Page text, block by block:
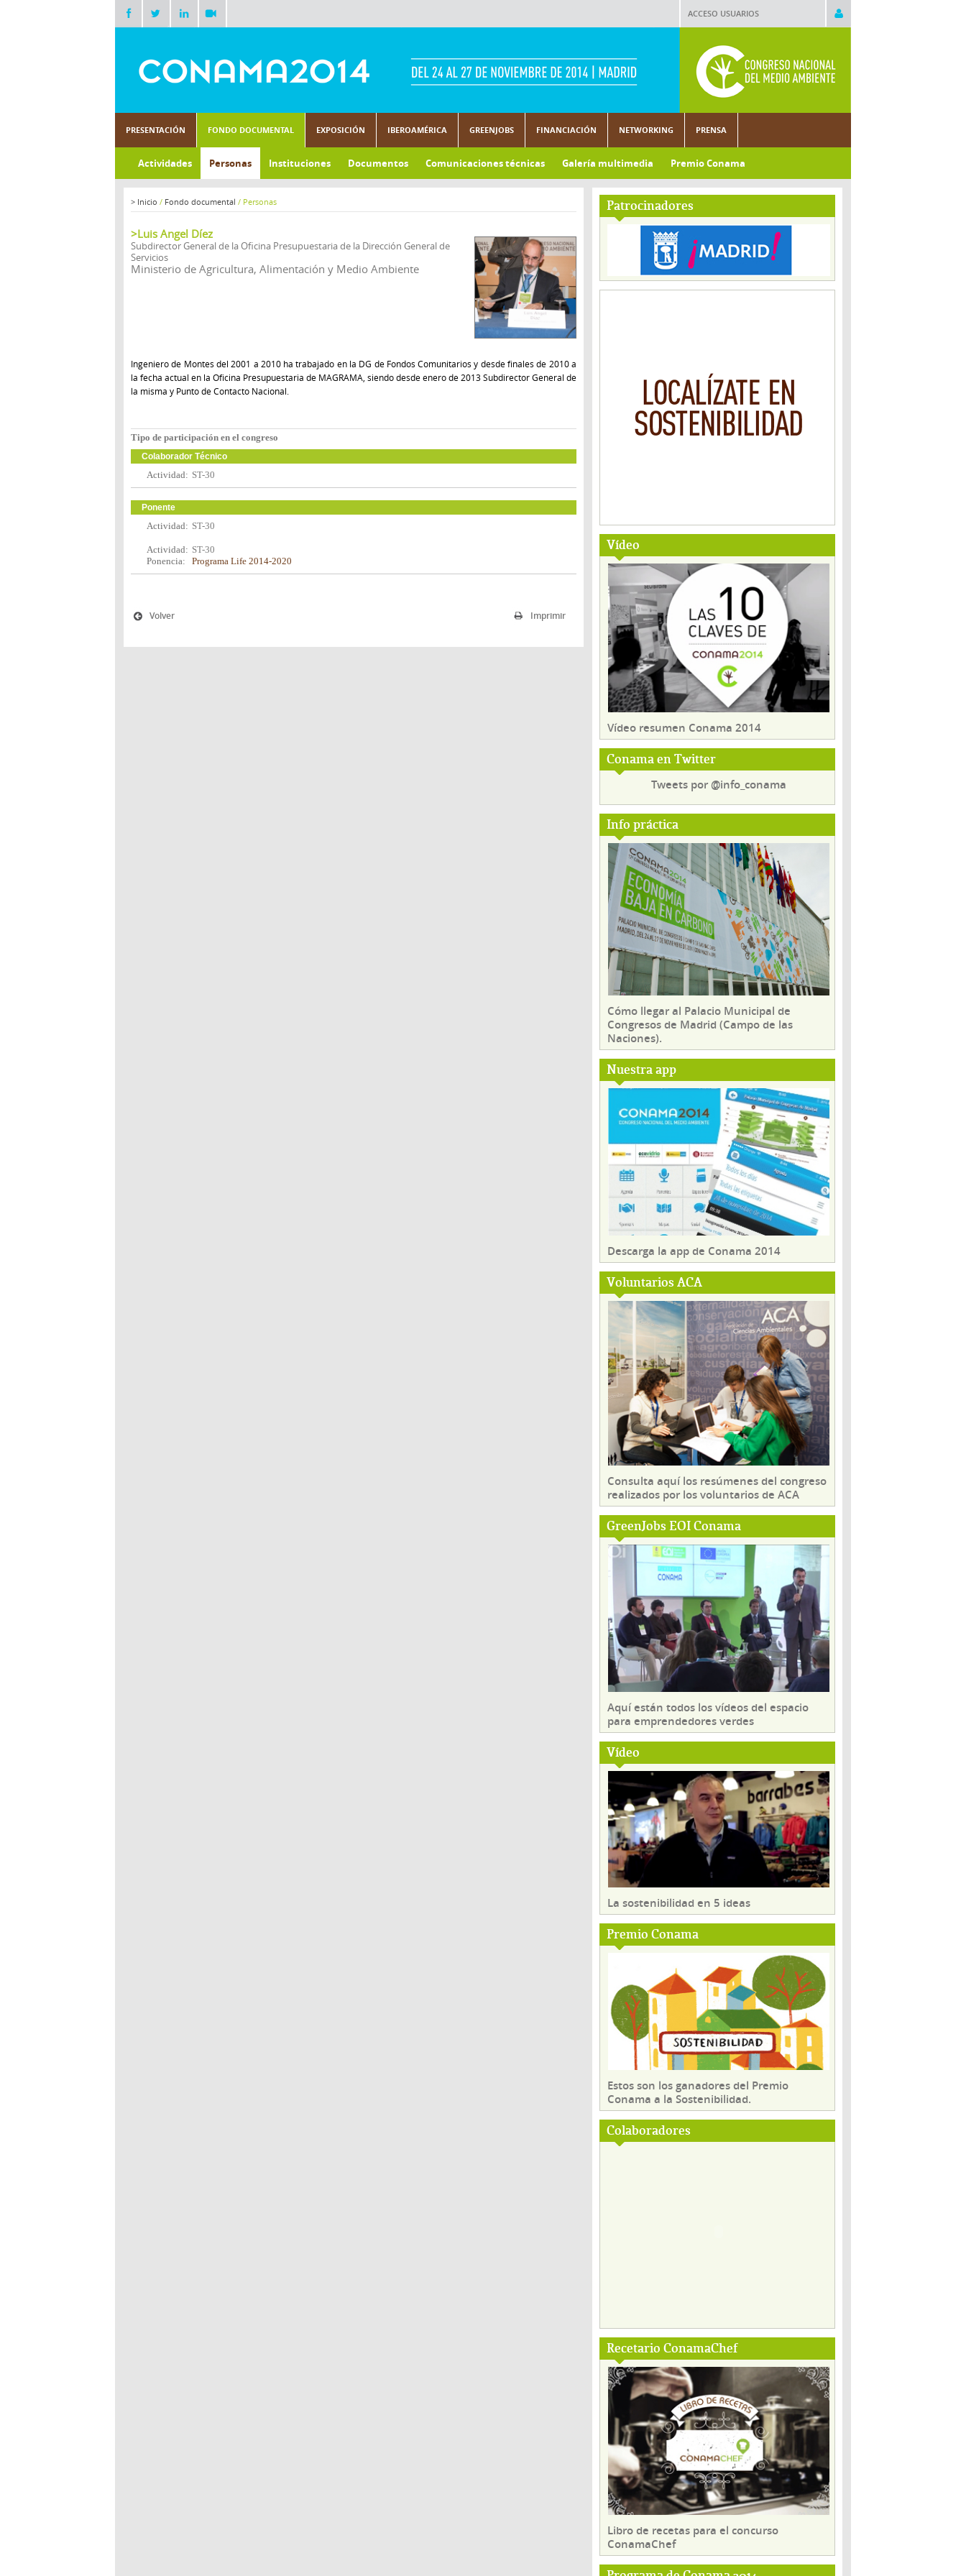
ACCESO USUARIOS
PRESENTACIÓN FONDO DOCUMENTAL EXPOSICIÓN IBEROAMÉRICA GREENJOBS FINANCIACIÓN NETWORKING PRENSA
Actividades Personas Instituciones Documentos Comunicaciones técnicas Galería multimedia Premio Conama
Patrocinadores
Vídeo
Vídeo resumen Conama 2014
Conama en Twitter
Tweets por @info_conama
Info práctica
Cómo llegar al Palacio Municipal de
Congresos de Madrid (Campo de las
Naciones).
Nuestra app
Descarga la app de Conama 2014
Voluntarios ACA
Consulta aquí los resúmenes del congreso
realizados por los voluntarios de ACA
GreenJobs EOI Conama
Aquí están todos los vídeos del espacio
para emprendedores verdes
Vídeo
La sostenibilidad en 5 ideas
Premio Conama
Estos son los ganadores del Premio
Conama a la Sostenibilidad.
Colaboradores
Recetario ConamaChef
Libro de recetas para el concurso
ConamaChef
> Inicio / Fondo documental / Personas
>Luis Angel Díez
Subdirector General de la Oficina Presupuestaria de la Dirección General de
Servicios
Ministerio de Agricultura, Alimentación y Medio Ambiente
Ingeniero de Montes del 2001 a 2010 ha trabajado en la DG de Fondos Comunitarios y desde finales de 2010 a
la fecha actual en la Oficina Presupuestaria de MAGRAMA, siendo desde enero de 2013 Subdirector General de
la misma y Punto de Contacto Nacional.
Tipo de participación en el congreso
Colaborador Técnico
Actividad: ST-30
Ponente
Actividad: ST-30
Actividad: ST-30
Ponencia:
Programa Life 2014-2020
Imprimir
Volver